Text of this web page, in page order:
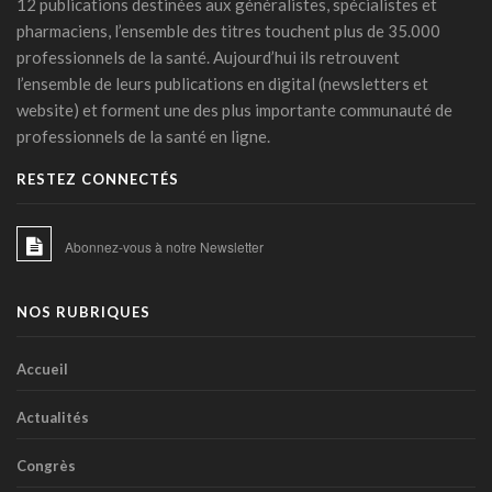
Covid long: une menace silencieuse révélée
06 mars 2026 - 17:24
PFAS: un espoir bactérien
06 mars 2026 - 15:00
18 février 2026 - 14:45
IA et médicaments : les "10 commandements"
transatlantiques
IA clinique : la Commission européenne balise une
23 janvier 2026 - 06:54
risque basée sur l’apprentissage machine
12 publications destinées aux généralistes, spécialistes et
pharmaciens, l’ensemble des titres touchent plus de 35.000
professionnels de la santé. Aujourd’hui ils retrouvent
l’ensemble de leurs publications en digital (newsletters et
website) et forment une des plus importante communauté de
professionnels de la santé en ligne.
RESTEZ CONNECTÉS
Abonnez-vous à notre Newsletter
NOS RUBRIQUES
Accueil
Actualités
Congrès